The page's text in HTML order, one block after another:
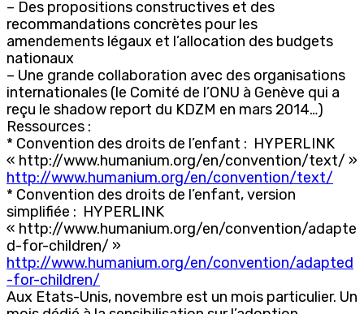
– Des propositions constructives et des
recommandations concrètes pour les
amendements légaux et l’allocation des budgets
nationaux
– Une grande collaboration avec des organisations
internationales (le Comité de l’ONU à Genève qui a
reçu le shadow report du KDZM en mars 2014…)
Ressources :
* Convention des droits de l’enfant : HYPERLINK
« http://www.humanium.org/en/convention/text/ »
http://www.humanium.org/en/convention/text/
* Convention des droits de l’enfant, version
simplifiée : HYPERLINK
« http://www.humanium.org/en/convention/adapte
d-for-children/ »
http://www.humanium.org/en/convention/adapted
-for-children/
Aux Etats-Unis, novembre est un mois particulier. Un